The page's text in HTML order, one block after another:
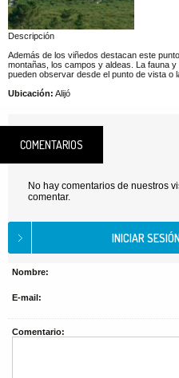
Descripción
Además de los viñedos destacan este
montañas, los campos y aldeas. La fauna
pueden observar desde el punto de vista o
Ubicación: Alijó
COMENTARIOS
No hay comentarios de nuestros
comentar.
Nombre:
E-mail:
Comentario: